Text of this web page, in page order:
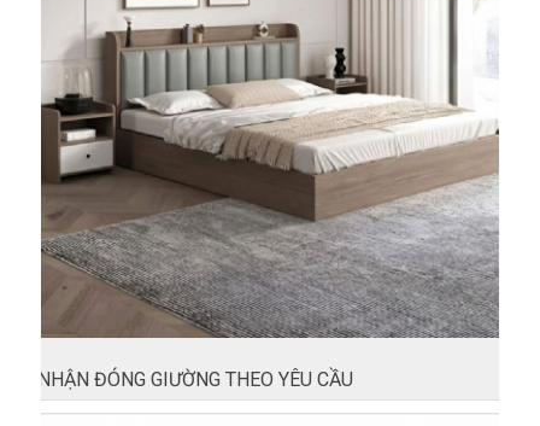
NHẬN ĐÓNG GIƯỜNG THEO YÊU CẦU